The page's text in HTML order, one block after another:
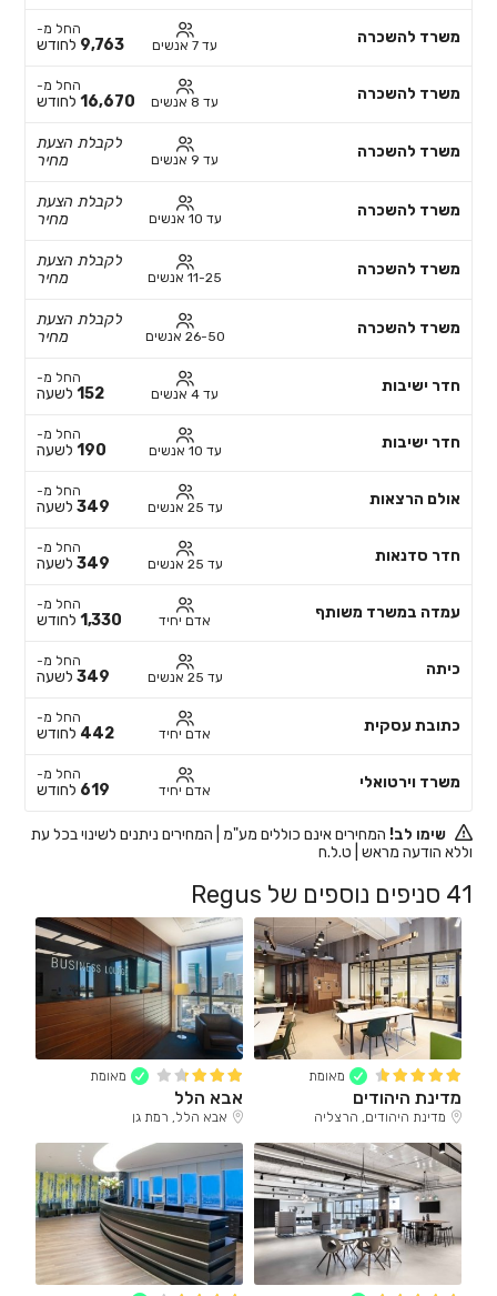
משרד להשכרה עד 7 אנשים
החל מ-
9,763 לחודש
משרד להשכרה עד 8 אנשים
החל מ-
16,670 לחודש
משרד להשכרה עד 9 אנשים
לקבלת הצעת
מחיר
משרד להשכרה עד 10 אנשים
לקבלת הצעת
מחיר
משרד להשכרה 11-25 אנשים
לקבלת הצעת
מחיר
משרד להשכרה 26-50 אנשים
לקבלת הצעת
מחיר
חדר ישיבות עד 4 אנשים
החל מ-
152 לשעה
חדר ישיבות עד 10 אנשים
החל מ-
190 לשעה
אולם הרצאות עד 25 אנשים
החל מ-
349 לשעה
חדר סדנאות עד 25 אנשים
החל מ-
349 לשעה
עמדה במשרד משותף אדם יחיד
החל מ-
1,330 לחודש
כיתה עד 25 אנשים
החל מ-
349 לשעה
כתובת עסקית אדם יחיד
החל מ-
442 לחודש
משרד וירטואלי אדם יחיד
החל מ-
619 לחודש
שימו לב! המחירים אינם כוללים מע"מ | המחירים ניתנים לשינוי בכל עת
וללא הודעה מראש | ט.ל.ח
41 סניפים נוספים של Regus
מאומת
מדינת היהודים
מדינת היהודים, הרצליה
מאומת
אבא הלל
אבא הלל, רמת גן